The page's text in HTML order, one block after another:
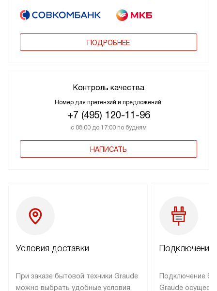
ПОДРОБНЕЕ
Контроль качества
Номер для претензий и предложений:
+7 (495) 120-11-96
с 08:00 до 17:00 по будням
НАПИСАТЬ
Условия доставки
При заказе бытовой техники Graude
можно выбрать удобные условия
Подключение
Подключение
Graude